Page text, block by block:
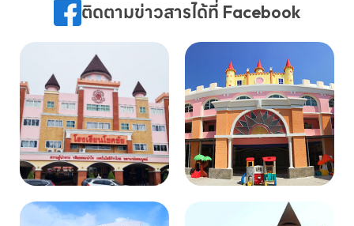
075-691910ติดตามข่าวสารได้ที่ Facebook